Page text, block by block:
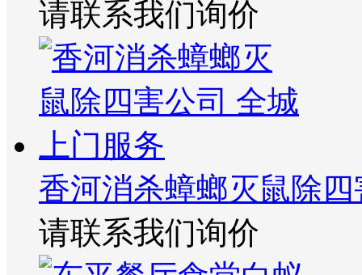
请联系我们询价
香河消杀蟑螂灭鼠除
请联系我们询价